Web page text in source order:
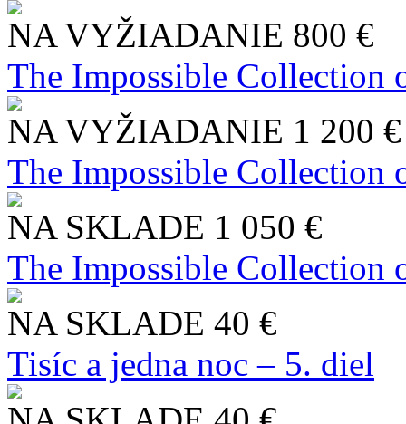
NA VYŽIADANIE 800 €
The Impossible Collection
NA VYŽIADANIE 1 200 €
The Impossible Collection
NA SKLADE 1 050 €
The Impossible Collection
NA SKLADE 40 €
Tisíc a jedna noc – 5. diel